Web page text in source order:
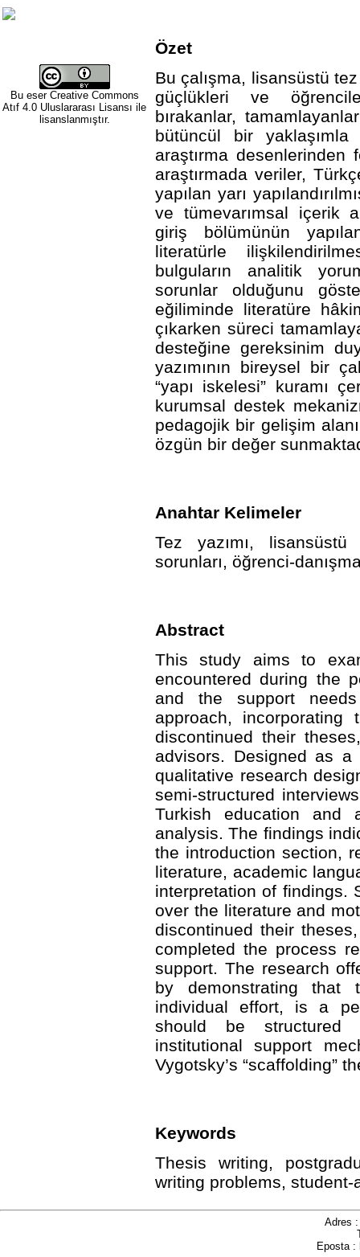
Bu eser Creative Commons
Atıf 4.0 Uluslararası Lisansı ile
lisanslanmıştır.
Özet
Bu çalışma, lisansüstü
güçlükleri ve
bırakanlar,
bütüncül bir yaklaşımla
araştırma desenlerinden
araştırmada veriler,
yapılan yarı
ve tümevarımsal içerik
giriş bölümünün
literatürle
bulguların analitik
sorunlar olduğunu
eğiliminde literatüre
çıkarken süreci
desteğine gereksinim
yazımının bireysel bir
“yapı iskelesi” kuramı
kurumsal destek
pedagojik bir gelişim
özgün bir değer
Anahtar Kelimeler
Tez yazımı,
sorunları, öğrenci-
Abstract
This study aims to
encountered during the
and the support
approach,
discontinued their
advisors. Designed as
qualitative research
semi-structured
Turkish education and
analysis. The findings
the introduction section,
literature, academic
interpretation of findings.
over the literature and
discontinued their
completed the process
support. The research
by demonstrating that
individual effort, is a
should be structured
institutional support
Vygotsky’s “scaffolding”
Keywords
Thesis writing,
writing problems,
Adres
Eposta :